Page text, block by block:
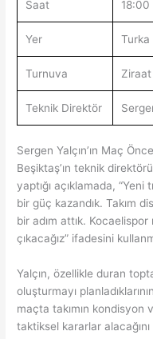
Saat 18:00
Yer Turka
Turnuva Ziraat
Teknik Direktör
Sergen Yalçın’ın Maç
Beşiktaş’ın teknik
yaptığı açıklamada,
bir güç kazandık. Takım
bir adım attık.
çıkacağız” ifadesini
Yalçın, özellikle duran
oluşturmayı
maçta takımın kondisyon
taktiksel kararlar